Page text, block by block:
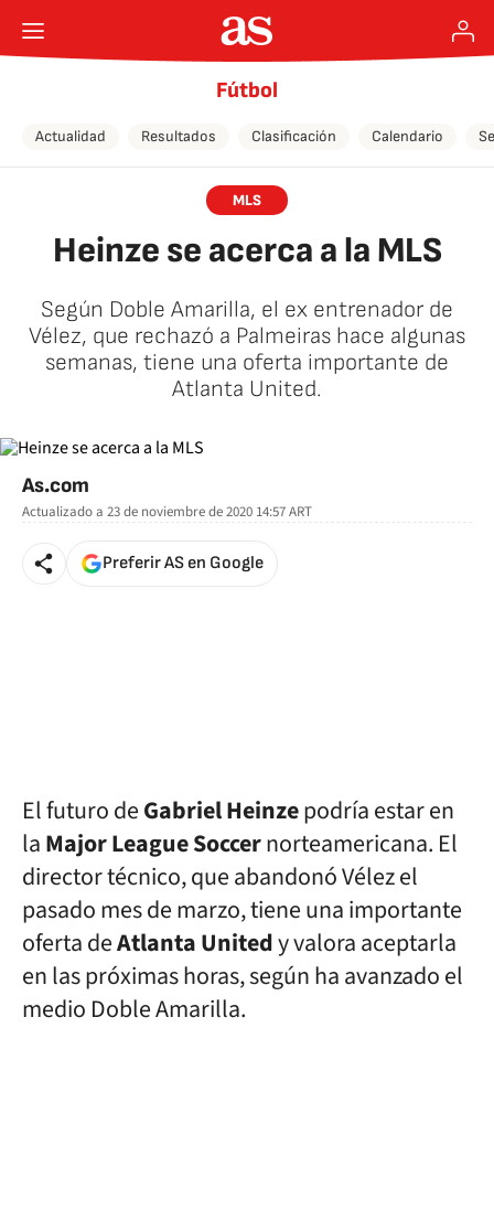
Fútbol
Actualidad Resultados Clasificación Calendario
MLS
Heinze se acerca a la MLS
Según Doble Amarilla, el ex entrenador de
Vélez, que rechazó a Palmeiras hace algunas
semanas, tiene una oferta importante de
Atlanta United.
As.com
Actualizado a 23 de noviembre de 2020 14:57ART
Preferir AS en Google
El futuro deGabriel Heinzepodría estar en
laMajor League Soccernorteamericana. El
director técnico, que abandonó Vélez el
pasado mes de marzo, tiene una importante
oferta deAtlanta Unitedy valora aceptarla
en las próximas horas, según ha avanzado el
medio Doble Amarilla.